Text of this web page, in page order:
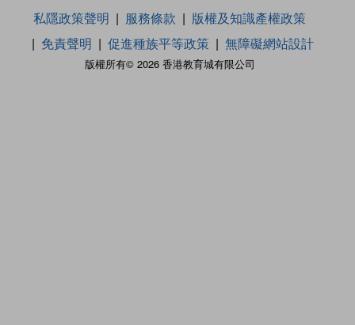
版權所有© 2026 香港教育城有限公司
私隱政策聲明 服務條款
版權及知識產權政策
免責聲明
促進種族平等政策 無障礙網站設計